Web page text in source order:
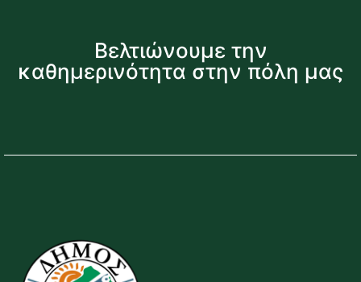
Βελτιώνουμε την
καθημερινότητα στην πόλη μας